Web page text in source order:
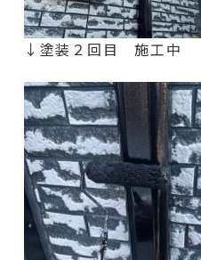
↓塗装２回目 施工中